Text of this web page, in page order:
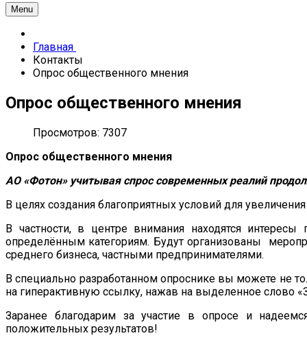
Menu
Главная
Контакты
Опрос общественного мнения
Опрос общественного мнения
Просмотров: 7307
Опрос общественного мнения
АО «Фотон» учитывая спрос современных реалий
В целях создания благоприятных условий для
В частности, в центре внимания находятся
определённым категориям. Будут организованы
среднего бизнеса, частными предпринимателями.
В специально разработанном опроснике вы можете не
на гиперактивную ссылку, нажав на выделенное слово
Заранее благодарим за участие в опросе и
положительных результатов!